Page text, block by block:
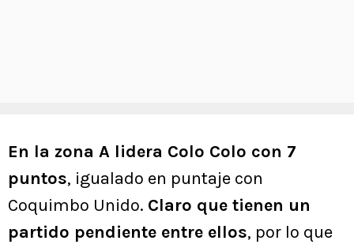
En la zona A lidera Colo Colo con 7
puntos, igualado en puntaje con
Coquimbo Unido. Claro que tienen un
partido pendiente entre ellos, por lo que